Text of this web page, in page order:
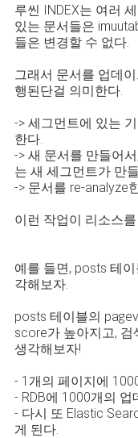
루씬 INDEX는 여러
있는 문서들은
들은 변경할 수 없다.
그래서 문서를 업데
행된단걸 의미한다.
-> 세그먼트에 있는
한다.
-> 새 문서를 만들어
는 새 세그먼트가 만
-> 문서를 re-analyze
이런 작업이 리소스
예를 들면, posts 테
각해보자.
posts 테이블의
score가 높아지고,
생각해보자!
- 1개의 페이지에
- RDB에 1000개의
- 다시 또 Elastic
게 된다.